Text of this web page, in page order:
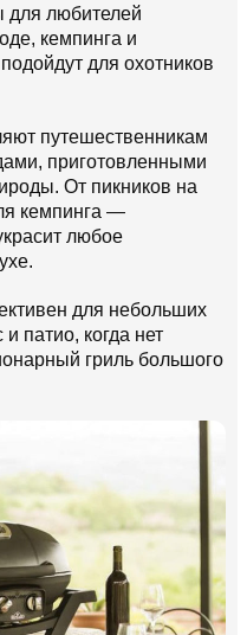
для любителей
кемпинга и
для охотников
путешественникам
приготовленными
От пикников на
кемпинга —
любое
для небольших
патио, когда нет
гриль большого